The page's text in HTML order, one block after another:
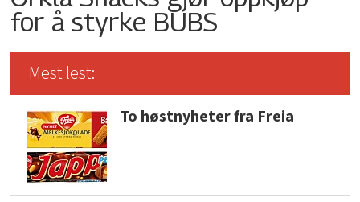
for å styrke BUBS
Mest lest:
To høstnyheter fra Freia